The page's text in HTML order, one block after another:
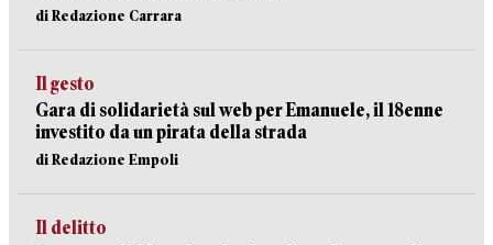
di Redazione Carrara
Il gesto
Gara di solidarietà sul web per Emanuele, il 18enne
investito da un pirata della strada
di Redazione Empoli
Il delitto